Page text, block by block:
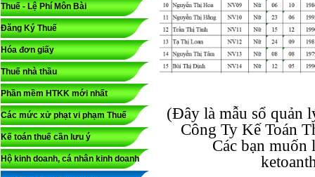
Thuế - Lệ Phí Môn Bài
Đăng Ký Thuế
Hóa đơn giấy
Thuế nhà thầu
Phần mềm HTKK mới nhất
Các mức xử phạt vi phạm Thuế
Kế toán thuế cần lưu ý
Hộ kinh doanh, cá nhân kinh doanh
(Đây là mẫu sổ quản
Công Ty Kế Toán
Các bạn